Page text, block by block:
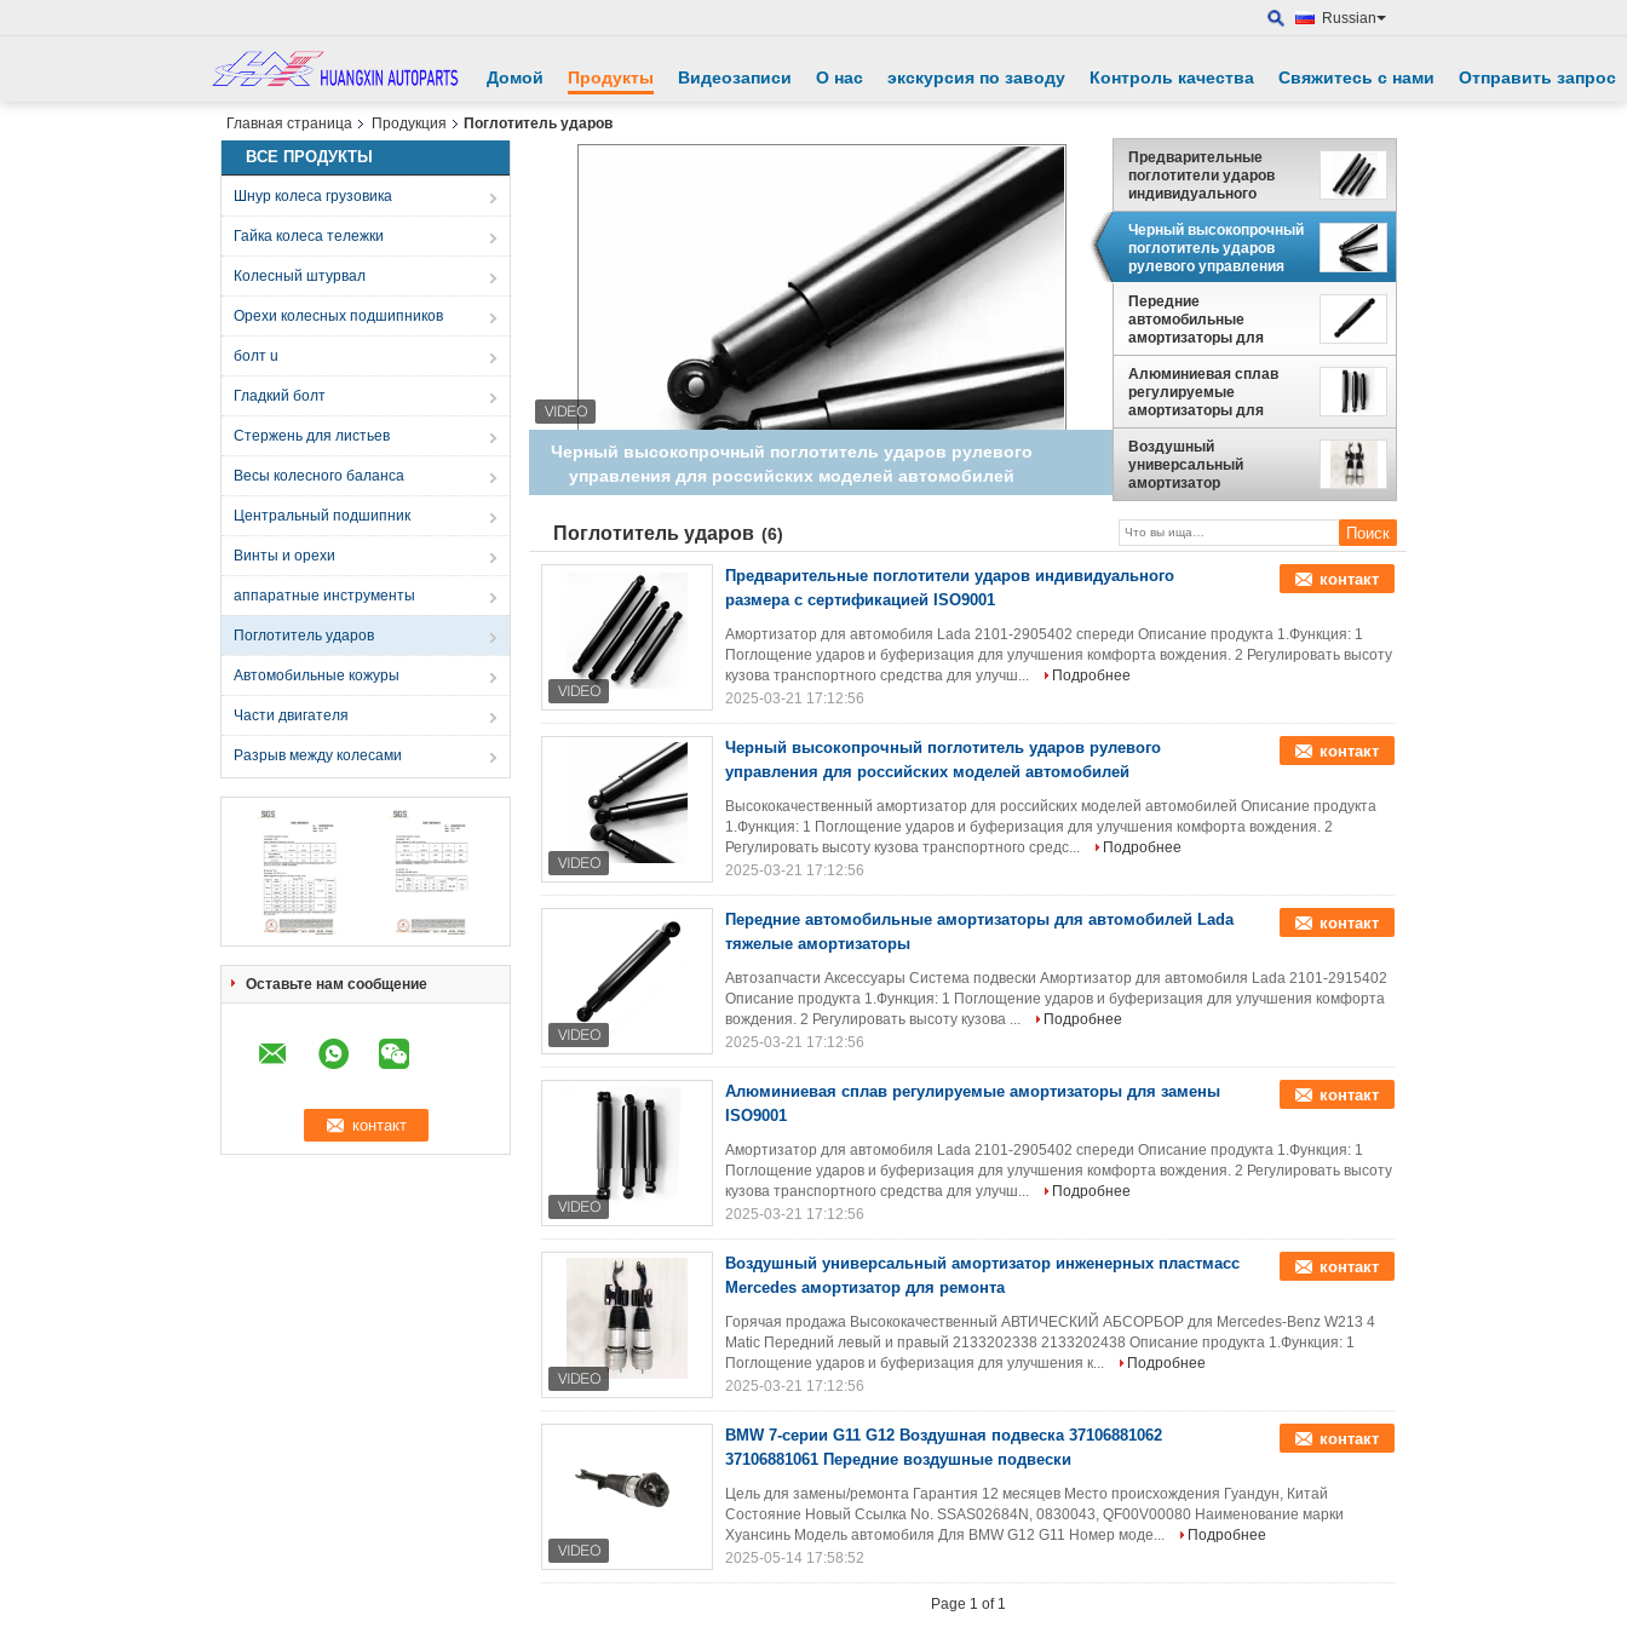
Russian
Домой Продукты Видеозаписи О нас экскурсия по заводу Контроль качества Свяжитесь с нами Отправить запрос
Главная страница Продукция Поглотитель ударов
ВСЕ ПРОДУКТЫ
Шнур колеса грузовика
Гайка колеса тележки
Колесный штурвал
Орехи колесных подшипников
болт u
Гладкий болт
Стержень для листьев
Весы колесного баланса
Центральный подшипник
Винты и орехи
аппаратные инструменты
Поглотитель ударов
Автомобильные кожуры
Части двигателя
Разрыв между колесами
Оставьте нам сообщение
Черный высокопрочный поглотитель ударов рулевого
управления для российских моделей автомобилей
Предварительные
поглотители ударов
индивидуального
размера с
сертификацией ISO9001
Черный высокопрочный
поглотитель ударов
рулевого управления
для российских
моделей автомобилей
Передние
автомобильные
амортизаторы для
автомобилей Lada
тяжелые амортизаторы
Алюминиевая сплав
регулируемые
амортизаторы для
замены ISO9001
Воздушный
универсальный
амортизатор
инженерных пластмасс
Mercedes амортизатор
для ремонта
Поглотитель ударов (6)
Предварительные поглотители ударов индивидуального
размера с сертификацией ISO9001
контакт
Амортизатор для автомобиля Lada 2101-2905402 спереди Описание продукта 1.Функция: 1
Поглощение ударов и буферизация для улучшения комфорта вождения. 2 Регулировать высоту
кузова транспортного средства для улучш...
Подробнее
2025-03-21 17:12:56
Черный высокопрочный поглотитель ударов рулевого
управления для российских моделей автомобилей
контакт
Высококачественный амортизатор для российских моделей автомобилей Описание продукта
1.Функция: 1 Поглощение ударов и буферизация для улучшения комфорта вождения. 2
Регулировать высоту кузова транспортного средс...
Подробнее
2025-03-21 17:12:56
Передние автомобильные амортизаторы для автомобилей Lada
тяжелые амортизаторы
контакт
Автозапчасти Аксессуары Система подвески Амортизатор для автомобиля Lada 2101-2915402
Описание продукта 1.Функция: 1 Поглощение ударов и буферизация для улучшения комфорта
вождения. 2 Регулировать высоту кузова ...
Подробнее
2025-03-21 17:12:56
Алюминиевая сплав регулируемые амортизаторы для замены
ISO9001
контакт
Амортизатор для автомобиля Lada 2101-2905402 спереди Описание продукта 1.Функция: 1
Поглощение ударов и буферизация для улучшения комфорта вождения. 2 Регулировать высоту
кузова транспортного средства для улучш...
Подробнее
2025-03-21 17:12:56
Воздушный универсальный амортизатор инженерных пластмасс
Mercedes амортизатор для ремонта
контакт
Горячая продажа Высококачественный АВТИЧЕСКИЙ АБСОРБОР для Mercedes-Benz W213 4
Matic Передний левый и правый 2133202338 2133202438 Описание продукта 1.Функция: 1
Поглощение ударов и буферизация для улучшения к...
Подробнее
2025-03-21 17:12:56
BMW 7-серии G11 G12 Воздушная подвеска 37106881062
37106881061 Передние воздушные подвески
контакт
Цель для замены/ремонта Гарантия 12 месяцев Место происхождения Гуандун, Китай
Состояние Новый Ссылка No. SSAS02684N, 0830043, QF00V00080 Наименование марки
Хуансинь Модель автомобиля Для BMW G12 G11 Номер моде...
Подробнее
2025-05-14 17:58:52
Page 1 of 1